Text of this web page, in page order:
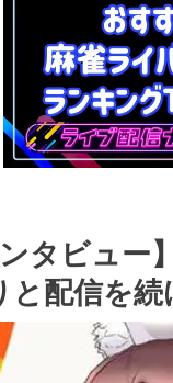
タビュー
配信を続